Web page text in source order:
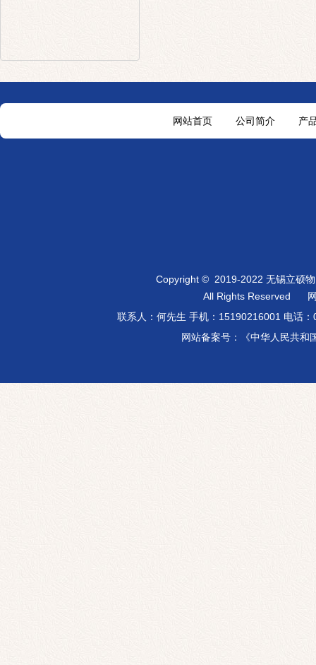
网站首页 公司简介 产
Copyright © 2019-2022 无锡立硕
All Rights Reserved
联系人：何先生 手机： 15190216001 电话
网站备案号：《中华人民共和